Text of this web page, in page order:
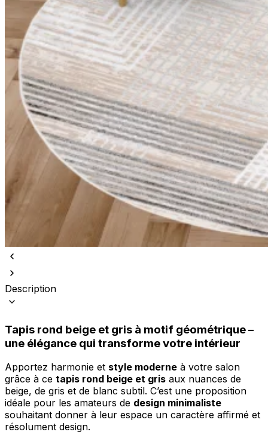
Description
Tapis rond beige et gris à motif géométrique–
une élégance qui transforme votre intérieur
Apportez harmonie et style moderne à votre salon
grâce à ce tapis rond beige et gris aux nuances de
beige, de gris et de blanc subtil. C’est une proposition
idéale pour les amateurs de design minimaliste
souhaitant donner à leur espace un caractère affirmé et
résolument design.